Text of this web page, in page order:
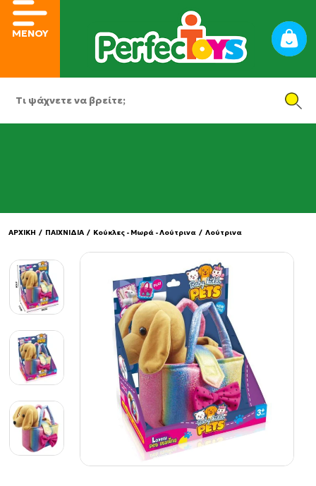
ΜΕΝΟΥ
ΑΡΧΙΚΗ / ΠΑΙΧΝΙΔΙΑ / Κούκλες - Μωρά - Λούτρινα / Λούτρινα